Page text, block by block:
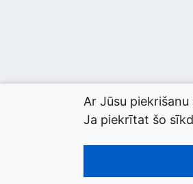
© 2026 termini.gov.lv.
Ar Jūsu
Ja piekrītat šo